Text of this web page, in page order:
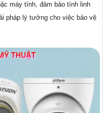
máy tính, đảm bảo tính linh
pháp lý tưởng cho việc bảo vệ